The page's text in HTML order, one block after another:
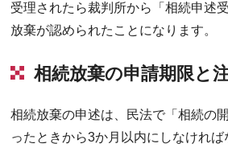
受理されたら裁判所から「相続申述
放棄が認められたことになります。
相続放棄の申請期限と
相続放棄の申述は、民法で「相続の
ったときから3か月以内にしなけれ